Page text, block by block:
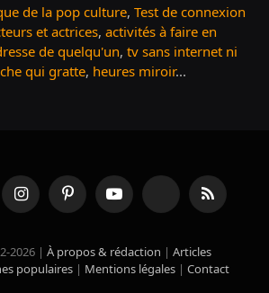
de la pop culture, Test de connexion
et actrices, activités à faire en
de quelqu'un, tv sans internet ni
qui gratte, heures miroir...
InstagramPinterestYouTube TikTok RSS
2026 | À propos & rédaction | Articles
populaires | Mentions légales | Contact